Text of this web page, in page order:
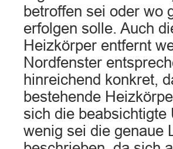
betroffen sei oder wo
erfolgen solle. Auch
Heizkörper entfernt
Nordfenster
hinreichend konkret,
bestehende
sich die
wenig sei die genaue